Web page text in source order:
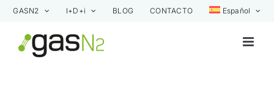
Saltar
contenido
GASN2 I+D+i BLOG CONTACTO Español